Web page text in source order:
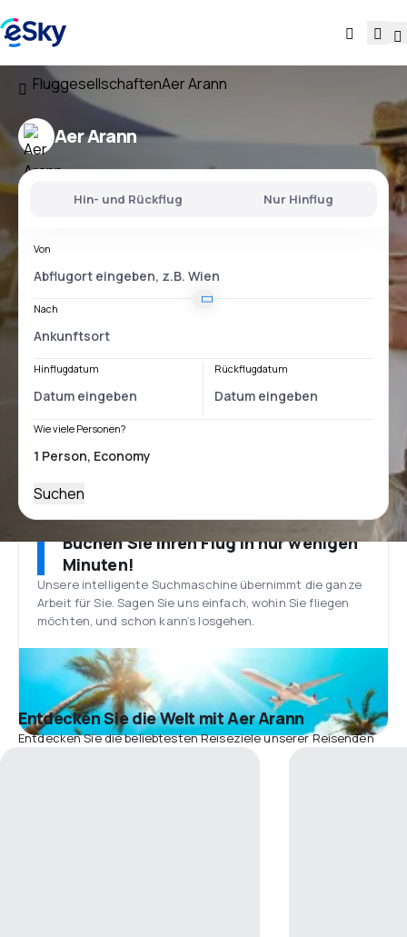
FluggesellschaftenAer Arann
Aer Arann
Hin- und Rückflug Nur Hinflug
Von
Nach
Hinflugdatum Rückflugdatum
Wie viele Personen?
Suchen
Buchen Sie Ihren Flug in nur wenigen
Minuten!
Unsere intelligente Suchmaschine übernimmt die ganze
Arbeit für Sie. Sagen Sie uns einfach, wohin Sie fliegen
möchten, und schon kann’s losgehen.
Entdecken Sie die Welt mit Aer Arann
Entdecken Sie die beliebtesten Reiseziele unserer Reisenden